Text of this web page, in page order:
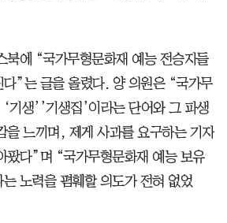
북에 “국가무형문화재 예능 전승자들
”는 글을 올렸다. 양 의원은 “국가무
기생’’기생집’이라는 단어와 그 파생
을 느끼며, 제게 사과를 요구하는 기자
팠다”며 “국가무형문화재 예능 보유
노력을 폄훼할 의도가 전혀 없었